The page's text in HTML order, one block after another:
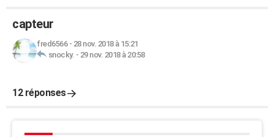
capteur
fred6566- 28 nov. 2018 à 15:21
snocky. - 29 nov. 2018 à 20:58
12 réponses